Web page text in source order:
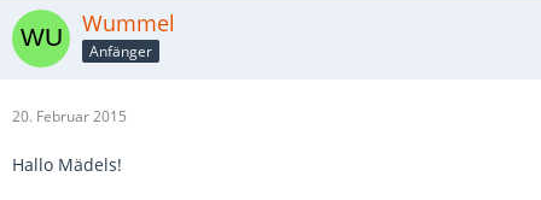
Wummel
Anfänger
20. Februar 2015
Hallo Mädels!